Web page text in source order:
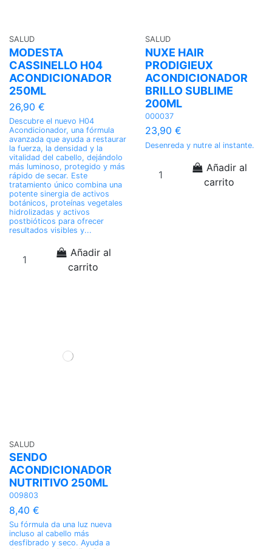
SALUD
MODESTA
CASSINELLO H04
ACONDICIONADOR
250ML
26,90 €
Descubre el nuevo H04
Acondicionador, una fórmula
avanzada que ayuda a restaurar
la fuerza, la densidad y la
vitalidad del cabello, dejándolo
más luminoso, protegido y más
rápido de secar. Este
tratamiento único combina una
potente sinergia de activos
botánicos, proteínas vegetales
hidrolizadas y activos
postbióticos para ofrecer
resultados visibles y...
Añadir al
carrito
SALUD
NUXE HAIR
PRODIGIEUX
ACONDICIONADOR
BRILLO SUBLIME
200ML
000037
23,90 €
Desenreda y nutre al instante.
Añadir al
carrito
SALUD
SENDO
ACONDICIONADOR
NUTRITIVO 250ML
009803
8,40 €
Su fórmula da una luz nueva
incluso al cabello más
desfibrado y seco. Ayuda a